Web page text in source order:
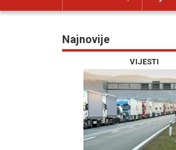
Najnovije
VIJESTI